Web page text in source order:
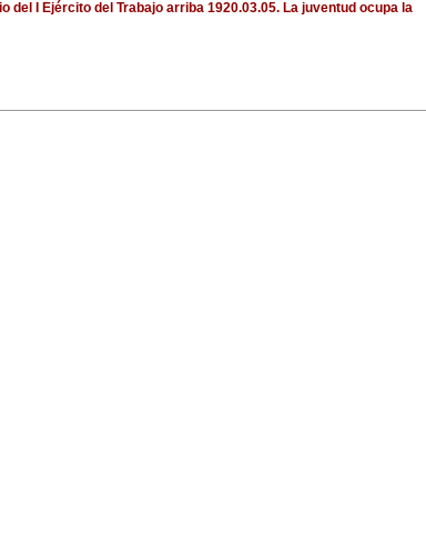
del I Ejército del Trabajo arriba 1920.03.05. La juventud ocupa la